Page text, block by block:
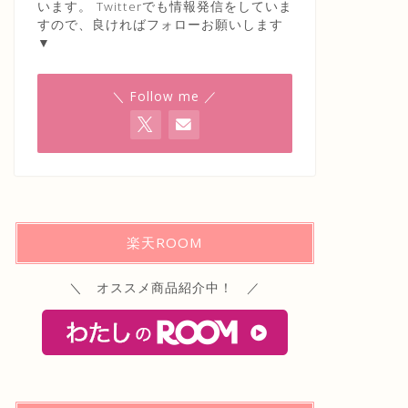
います。 Twitterでも情報発信をしていま
すので、良ければフォローお願いします
▼
＼ Follow me ／
楽天ROOM
＼ オススメ商品紹介中！ ／